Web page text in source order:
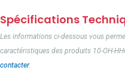
Spécifications
Les informations ci-dessous vous
caractéristiques des produits 10-OH-
contacter.